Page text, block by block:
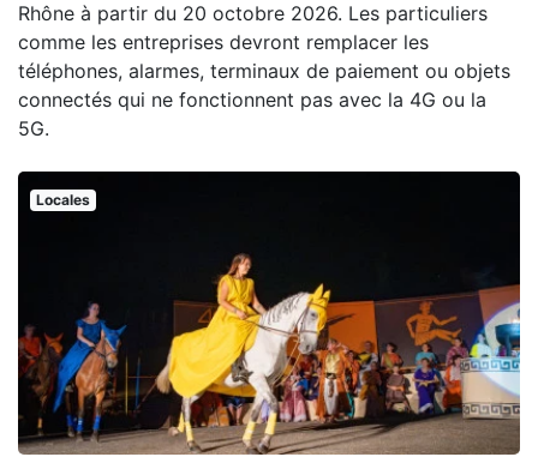
Rhône à partir du 20 octobre 2026. Les particuliers
comme les entreprises devront remplacer les
téléphones, alarmes, terminaux de paiement ou objets
connectés qui ne fonctionnent pas avec la 4G ou la
5G.
Locales